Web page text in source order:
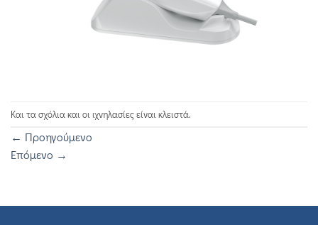
Και τα σχόλια και οι ιχνηλασίες είναι κλειστά.
← Προηγούμενο
Επόμενο →